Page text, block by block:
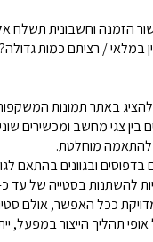
הזמנה וחשבונית תשלח
/ רציתם כמות גדולה? צרו
באתר תמונות
צגי מחשב ומכשירים
להתאמה מוחלטת.
בדפוסים ובגוונים בהתאם
בסטייה של עד כ-5% מהמידות
ככל האפשר, אולם
תהליך הייצור במפעל,